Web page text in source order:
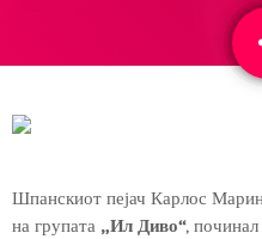
Шпанскиот пејач Карлос
на групата „Ил Диво“,